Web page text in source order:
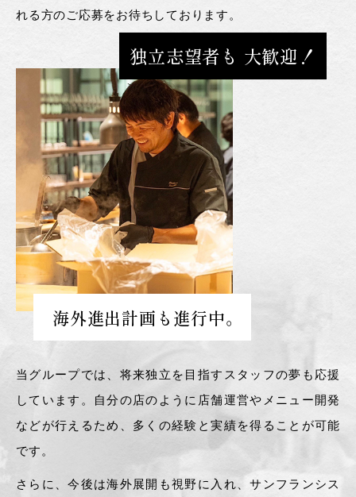
れる方のご応募をお待ちしております。
独立志望者も 大歓迎！
海外進出計画も進行中。
当グループでは、将来独立を目指すスタッフの夢も応援
しています。自分の店のように店舗運営やメニュー開発
などが行えるため、多くの経験と実績を得ることが可能
です。
さらに、今後は海外展開も視野に入れ、サンフランシス